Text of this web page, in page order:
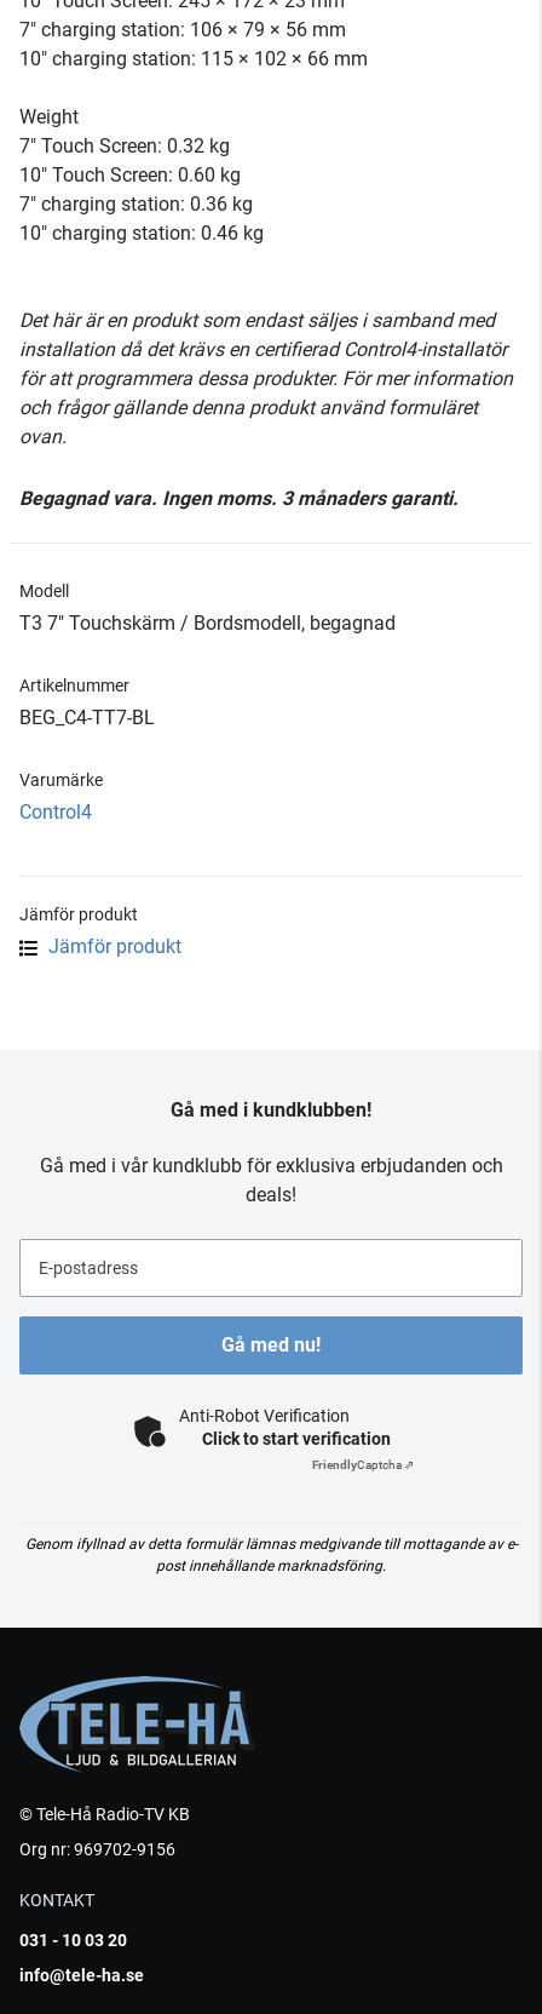
7" charging station: 106 × 79 × 56 mm
10" charging station: 115 × 102 × 66 mm
Weight
7" Touch Screen: 0.32 kg
10" Touch Screen: 0.60 kg
7" charging station: 0.36 kg
10" charging station: 0.46 kg
Det här är en produkt som endast säljes i samband med
installation då det krävs en certifierad Control4-installatör
för att programmera dessa produkter. För mer information
och frågor gällande denna produkt använd formuläret
ovan.
Begagnad vara. Ingen moms. 3 månaders garanti.
Modell
T3 7" Touchskärm / Bordsmodell, begagnad
Artikelnummer
BEG_C4-TT7-BL
Varumärke
Control4
Jämför produkt
Jämför produkt
Gå med i kundklubben!
Gå med i vår kundklubb för exklusiva erbjudanden och
deals!
E-postadress
Gå med nu!
Anti-Robot Verification
Click to start verification
FriendlyCaptcha ⇗
Genom ifyllnad av detta formulär lämnas medgivande till mottagande av e-
post innehållande marknadsföring.
© Tele-Hå Radio-TV KB
Org nr: 969702-9156
KONTAKT
031 - 10 03 20
info@tele-ha.se